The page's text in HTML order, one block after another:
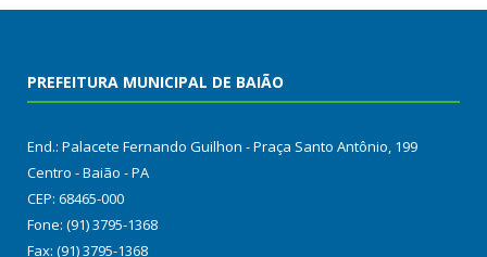
PREFEITURA MUNICIPAL DE BAIÃO
End.: Palacete Fernando Guilhon - Praça Santo Antônio, 199
Centro - Baião - PA
CEP: 68465-000
Fone: (91) 3795-1368
Fax: (91) 3795-1368